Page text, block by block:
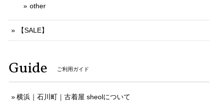
other
【SALE】
Guide ご利用ガイド
横浜｜石川町｜古着屋 sheolについて